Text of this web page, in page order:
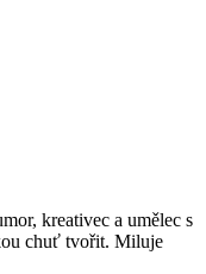
kreativec a umělec s
chuť tvořit. Miluje